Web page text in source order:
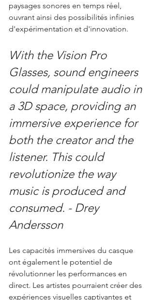
paysages sonores en temps réel,
ouvrant ainsi des possibilités infinies
d'expérimentation et d'innovation.
With the Vision Pro
Glasses, sound engineers
could manipulate audio in
a 3D space, providing an
immersive experience for
both the creator and the
listener. This could
revolutionize the way
music is produced and
consumed. - Drey
Andersson
Les capacités immersives du casque
ont également le potentiel de
révolutionner les performances en
direct. Les artistes pourraient créer des
expériences visuelles captivantes et